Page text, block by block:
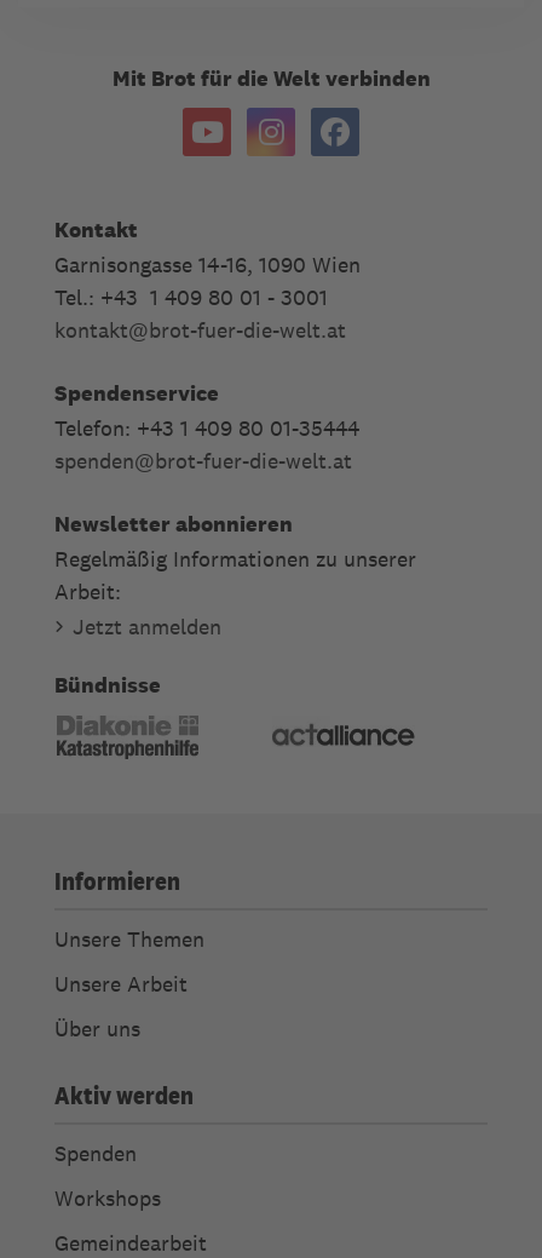
Mit Brot für die Welt verbinden
Kontakt
Garnisongasse 14-16, 1090 Wien
Tel.: +43 1 409 80 01 - 3001
kontakt@brot-fuer-die-welt.at
Spendenservice
Telefon: +43 1 409 80 01-35444
spenden@brot-fuer-die-welt.at
Newsletter abonnieren
Regelmäßig Informationen zu unserer
Arbeit:
Jetzt anmelden
Bündnisse
Informieren
Unsere Themen
Unsere Arbeit
Über uns
Aktiv werden
Spenden
Workshops
Gemeindearbeit